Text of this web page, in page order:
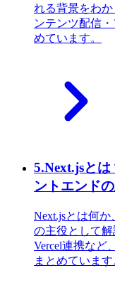
れる背景をわ
ンテンツ配信
めています。
5.Next.jsと
ントエンド
Next.jsとは何
の主役として解
Vercel連携など
まとめています